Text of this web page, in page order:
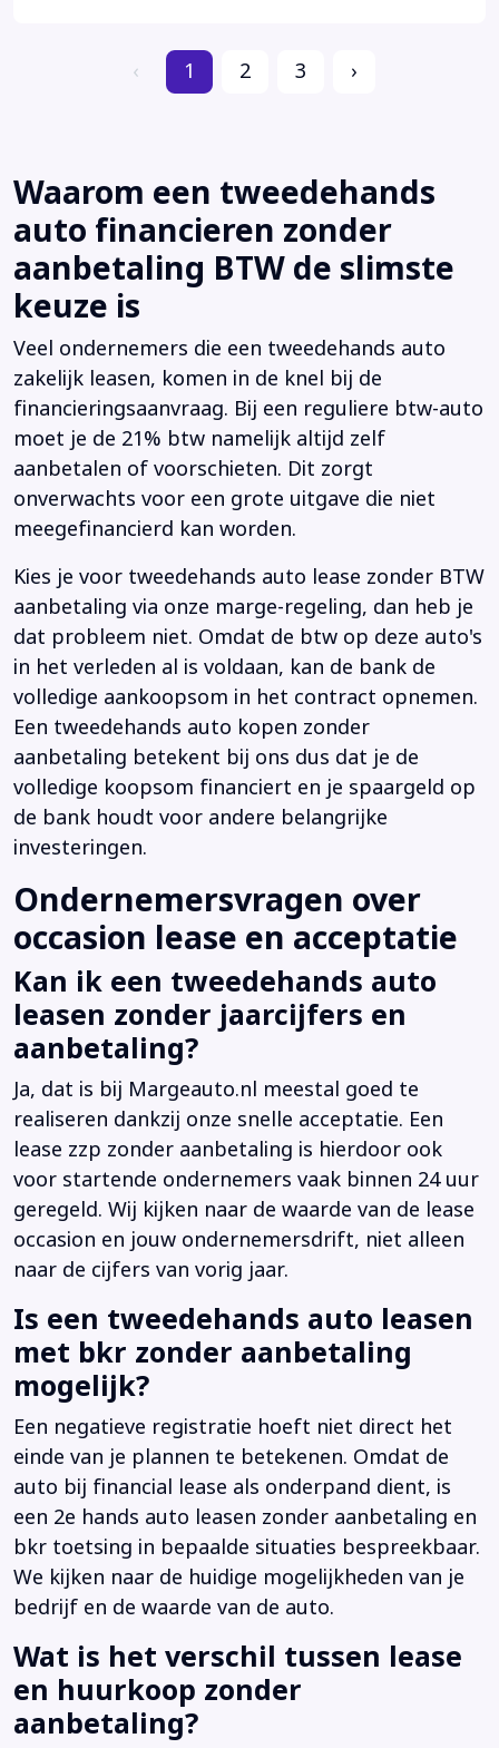
‹ 1 2 3 ›
Waarom een tweedehands
auto financieren zonder
aanbetaling BTW de slimste
keuze is
Veel ondernemers die een tweedehands auto
zakelijk leasen, komen in de knel bij de
financieringsaanvraag. Bij een reguliere btw-auto
moet je de 21% btw namelijk altijd zelf
aanbetalen of voorschieten. Dit zorgt
onverwachts voor een grote uitgave die niet
meegefinancierd kan worden.
Kies je voor tweedehands auto lease zonder BTW
aanbetaling via onze marge-regeling, dan heb je
dat probleem niet. Omdat de btw op deze auto's
in het verleden al is voldaan, kan de bank de
volledige aankoopsom in het contract opnemen.
Een tweedehands auto kopen zonder
aanbetaling betekent bij ons dus dat je de
volledige koopsom financiert en je spaargeld op
de bank houdt voor andere belangrijke
investeringen.
Ondernemersvragen over
occasion lease en acceptatie
Kan ik een tweedehands auto
leasen zonder jaarcijfers en
aanbetaling?
Ja, dat is bij Margeauto.nl meestal goed te
realiseren dankzij onze snelle acceptatie. Een
lease zzp zonder aanbetaling is hierdoor ook
voor startende ondernemers vaak binnen 24 uur
geregeld. Wij kijken naar de waarde van de lease
occasion en jouw ondernemersdrift, niet alleen
naar de cijfers van vorig jaar.
Is een tweedehands auto leasen
met bkr zonder aanbetaling
mogelijk?
Een negatieve registratie hoeft niet direct het
einde van je plannen te betekenen. Omdat de
auto bij financial lease als onderpand dient, is
een 2e hands auto leasen zonder aanbetaling en
bkr toetsing in bepaalde situaties bespreekbaar.
We kijken naar de huidige mogelijkheden van je
bedrijf en de waarde van de auto.
Wat is het verschil tussen lease
en huurkoop zonder
aanbetaling?